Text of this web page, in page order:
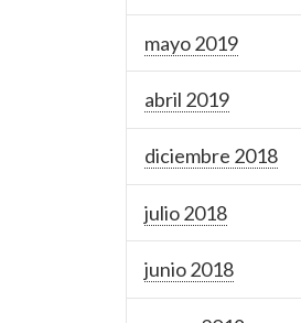
mayo 2019
abril 2019
diciembre 2018
julio 2018
junio 2018